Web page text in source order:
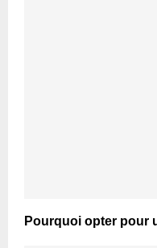
Pourquoi opter pour